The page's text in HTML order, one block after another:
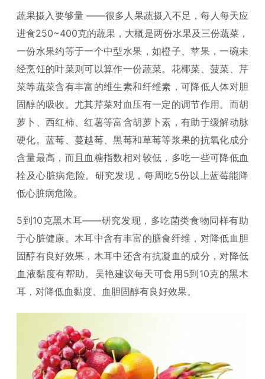
蔬果摄入要够量 ——很多人果蔬摄入不足，每人每天应
进食250~400克的蔬果，大概是两份水果及三份蔬菜，
一份水果约等于一个中型水果，如橙子、苹果，一碗未
经烹饪的叶菜则可以算作一份蔬菜。花椰菜、菠菜、芹
菜等蔬菜含有丰富的维生素和纤维素，可降低人体对胆
固醇的吸收。尤其芹菜对血压有一定的调节作用。而胡
萝卜、西红柿、红薯等富含胡萝卜素，有助于缓解动脉
硬化。蓝莓、蔓越莓、黑莓和草莓等浆果的抗氧化成分
含量最高，而且血糖指数相对较低，多吃一些可降低血
栓及心脏病危险。研究发现，每周吃5份以上蓝莓能降
低心脏病危险。
5到10克黑木耳——研究发现，多吃菌类食物同样有助
于心脏健康。木耳中含有丰富的膳食纤维，对降低血胆
固醇有良好效果，木耳中还含有抗凝血的成分，对降低
血液黏度有帮助。吴艳建议每天可食用5到10克的黑木
耳，对降低血黏度、血胆固醇有良好效果。